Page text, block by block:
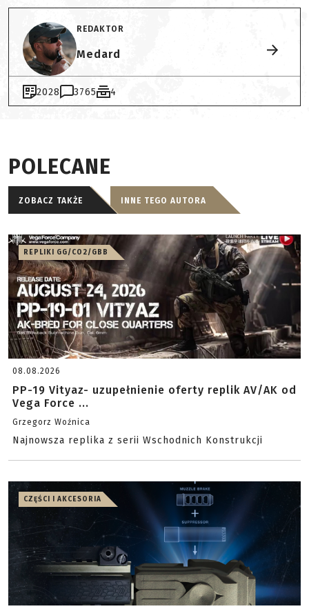
REDAKTOR
Medard
2028 3765 4
POLECANE
ZOBACZ TAKŻE INNE TEGO AUTORA
REPLIKI GG/CO2/GBB
08.08.2026
PP-19 Vityaz- uzupełnienie oferty replik AV/AK od
Vega Force ...
Grzegorz Woźnica
Najnowsza replika z serii Wschodnich Konstrukcji
CZĘŚCI I AKCESORIA